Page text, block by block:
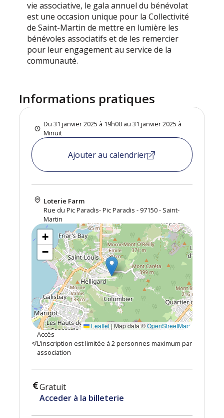
vie associative, le gala annuel du bénévolat
est une occasion unique pour la Collectivité
de Saint-Martin de mettre en lumière les
bénévoles associatifs et de les remercier
pour leur engagement au service de la
communauté.
Informations pratiques
Du 31 janvier 2025 à 19h00 au 31 janvier 2025 à
Minuit
Ajouter au calendrier
Loterie Farm
Rue du Pic Paradis- Pic Paradis - 97150 - Saint-
Martin
+
−
Leaflet|Map data ©OpenStreetMap
Accès
L’inscription est limitée à 2 personnes maximum par
association
Gratuit
Acceder à la billeterie